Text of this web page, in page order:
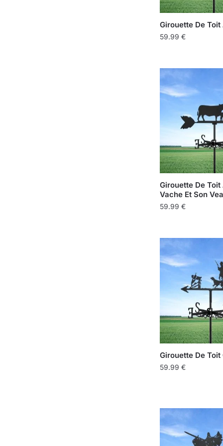
Girouette De
59.99 €
Girouette De Toit
Vache Et Son
59.99 €
Girouette De Toit
59.99 €